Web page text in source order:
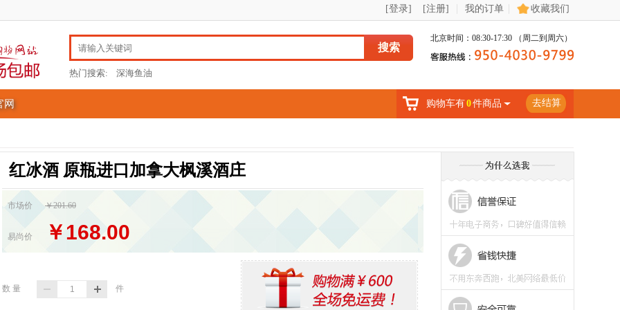
[登录] [注册] 我的订单 收藏我们
搜索
热门搜索: 深海鱼油
北京时间：08:30-17:30 （周二到周六）
网 购物车有0件商品 去结算
红冰酒 原瓶进口加拿大枫溪酒庄
市场价 ￥201.60
易尚价 ￥168.00
数 量 件